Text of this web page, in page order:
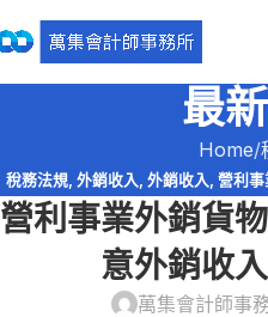
最
Home
稅務法規, 外銷收入, 外銷收入, 營利事
售貨
營利事業外銷貨
意外銷收
萬集會計師事